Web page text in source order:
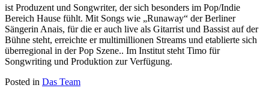
ist Produzent und Songwriter, der sich besonders im Pop/Indie
Bereich Hause fühlt. Mit Songs wie „Runaway“ der Berliner
Sängerin Anais, für die er auch live als Gitarrist und Bassist auf der
Bühne steht, erreichte er multimillionen Streams und etablierte sich
überregional in der Pop Szene.. Im Institut steht Timo für
Songwriting und Produktion zur Verfügung.
Posted in Das Team